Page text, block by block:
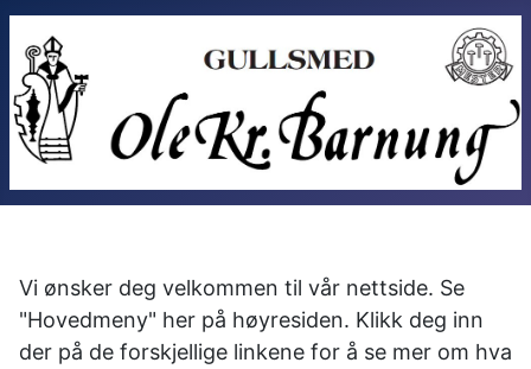
Vi ønsker deg velkommen til vår nettside. Se
"Hovedmeny" her på høyresiden. Klikk deg inn
der på de forskjellige linkene for å se mer om hva